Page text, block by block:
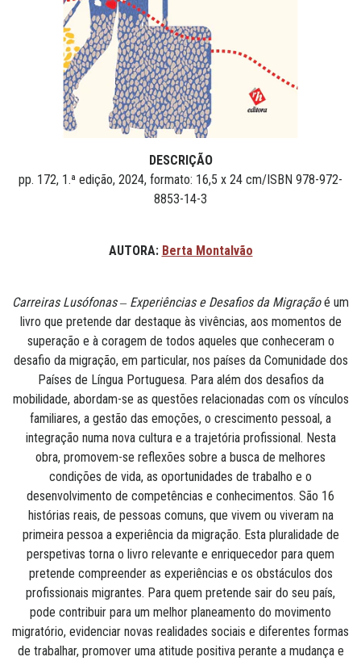
DESCRIÇÃO
pp. 172, 1.ª edição, 2024, formato: 16,5 x 24 cm/ISBN 978-972-
8853-14-3
AUTORA: Berta Montalvão
Carreiras Lusófonas ‒ Experiências e Desafios da Migraçãoé um
livro que pretende dar destaque às vivências, aos momentos de
superação e à coragem de todos aqueles que conheceram o
desafio da migração, em particular, nos países da Comunidade dos
Países de Língua Portuguesa. Para além dos desafios da
mobilidade, abordam-se as questões relacionadas com os vínculos
familiares, a gestão das emoções, o crescimento pessoal, a
integração numa nova cultura e a trajetória profissional. Nesta
obra, promovem-se reflexões sobre a busca de melhores
condições de vida, as oportunidades de trabalho e o
desenvolvimento de competências e conhecimentos. São 16
histórias reais, de pessoas comuns, que vivem ou viveram na
primeira pessoa a experiência da migração. Esta pluralidade de
perspetivas torna o livro relevante e enriquecedor para quem
pretende compreender as experiências e os obstáculos dos
profissionais migrantes. Para quem pretende sair do seu país,
pode contribuir para um melhor planeamento do movimento
migratório, evidenciar novas realidades sociais e diferentes formas
de trabalhar, promover uma atitude positiva perante a mudança e